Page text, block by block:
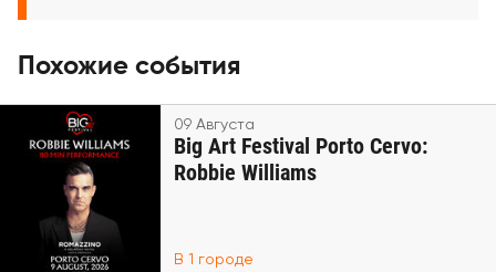
Похожие события
09 Августа
Big Art Festival Porto Cervo:
Robbie Williams
В 1 городе